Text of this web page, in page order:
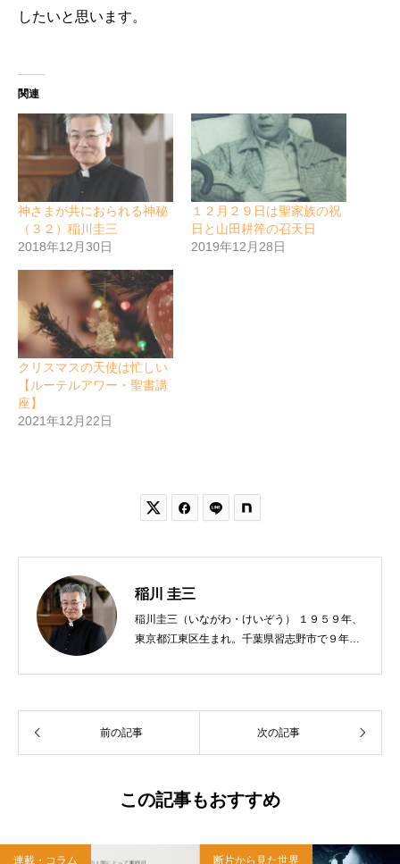
したいと思います。
関連
神さまが共におられる神秘
（３２）稲川圭三
2018年12月30日
１２月２９日は聖家族の祝
日と山田耕筰の召天日
2019年12月28日
クリスマスの天使は忙しい
【ルーテルアワー・聖書講
座】
2021年12月22日
 
稲川 圭三
稲川圭三（いながわ・けいぞう） １９５９年、
東京都江東区生まれ。千葉県習志野市で９年
ック司祭に叙階。西千葉教会助任、青梅・あき
贈りもの』『神様のみこころ』『３６５日全部
が神さまの日』『イエスさまといつもいっし
さまが共にいてくださる神秘』『神さまのまな
前の記事 次の記事
この記事もおすすめ
連載・コラム 断片から見た世界